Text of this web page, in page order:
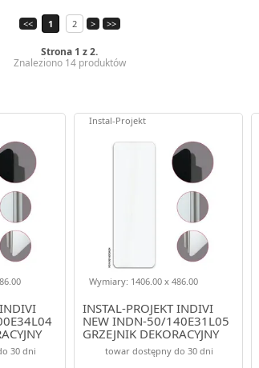
<< 1 2 > >>
Strona 1 z 2.
Znaleziono 14 produktów
BIAŁY
30 dni
INSTAL-PROJEKT INDIVI
NEW INDN-50/140E31L05
GRZEJNIK DEKORACYJNY
1406/486 KOLOR CZARNY
(ELEGANTE)
Wymiary: 1406.00 x 486.00
Instal-Projekt
towar dostępny do 30 dni